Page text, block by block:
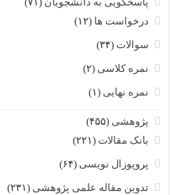
درخواست ها (۱۲)
سوالات (۳۴)
نمره کلاسی (۲)
نمره نهایی (۱)
پژوهشی (۴۵۵)
بانک مقالات (۲۲۱)
پروپوزال نویسی (۶۴)
تدوین مقاله علمی پژوهشی (۲۳۱)